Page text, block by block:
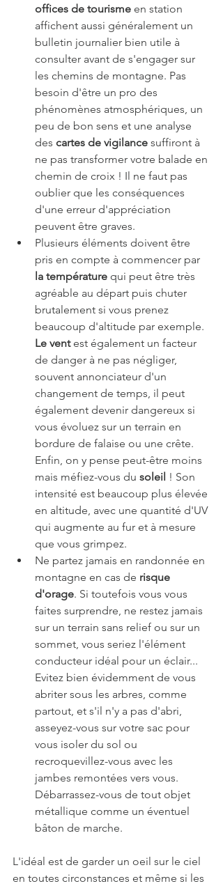
offices de tourisme en station
affichent aussi généralement un
bulletin journalier bien utile à
consulter avant de s'engager sur
les chemins de montagne. Pas
besoin d'être un pro des
phénomènes atmosphériques, un
peu de bon sens et une analyse
des cartes de vigilance suffiront à
ne pas transformer votre balade en
chemin de croix ! Il ne faut pas
oublier que les conséquences
d'une erreur d'appréciation
peuvent être graves.
Plusieurs éléments doivent être
pris en compte à commencer par
la température qui peut être très
agréable au départ puis chuter
brutalement si vous prenez
beaucoup d'altitude par exemple.
Le vent est également un facteur
de danger à ne pas négliger,
souvent annonciateur d'un
changement de temps, il peut
également devenir dangereux si
vous évoluez sur un terrain en
bordure de falaise ou une crête.
Enfin, on y pense peut-être moins
mais méfiez-vous du soleil ! Son
intensité est beaucoup plus élevée
en altitude, avec une quantité d'UV
qui augmente au fur et à mesure
que vous grimpez.
Ne partez jamais en randonnée en
montagne en cas de risque
d'orage. Si toutefois vous vous
faites surprendre, ne restez jamais
sur un terrain sans relief ou sur un
sommet, vous seriez l'élément
conducteur idéal pour un éclair...
Evitez bien évidemment de vous
abriter sous les arbres, comme
partout, et s'il n'y a pas d'abri,
asseyez-vous sur votre sac pour
vous isoler du sol ou
recroquevillez-vous avec les
jambes remontées vers vous.
Débarrassez-vous de tout objet
métallique comme un éventuel
bâton de marche.
L'idéal est de garder un oeil sur le ciel
en toutes circonstances et même si les